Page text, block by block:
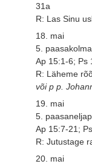
31a
R: Las Sinu
18. mai
5.
Ap 15:1-6; Ps
R: Läheme
või p p.
19. mai
5.
Ap 15:7-21;
R: Jutustage
20. mai